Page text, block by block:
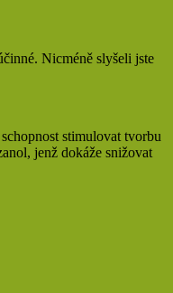
Nicméně slyšeli jste
stimulovat tvorbu
jenž dokáže snižovat